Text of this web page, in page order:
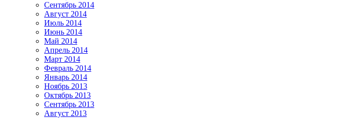
Сентябрь 2014
Август 2014
Июль 2014
Июнь 2014
Май 2014
Апрель 2014
Март 2014
Февраль 2014
Январь 2014
Ноябрь 2013
Октябрь 2013
Сентябрь 2013
Август 2013